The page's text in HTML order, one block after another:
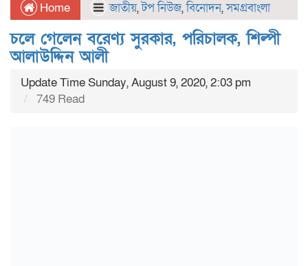
Home জাতীয়,টপ নিউজ,বিনোদন,সমগ্রবাংলা
চলে গেলেন বরেণ্য সুরকার, পরিচালক, শিল্পী
আলাউদ্দিন আলী
Update Time Sunday, August 9, 2020, 2:03 pm
749 Read